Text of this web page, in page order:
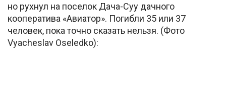
но рухнул на поселок Дача-Суу дачного
кооператива «Авиатор». Погибли 35 или 37
человек, пока точно сказать нельзя. (Фото
Vyacheslav Oseledko):